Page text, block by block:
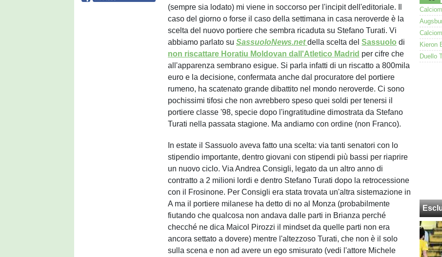
(sempre sia lodato) mi viene in soccorso per l'incipit dell'editoriale. Il
caso del giorno o forse il caso della settimana in casa neroverde è la
scelta del nuovo portiere che sembra ricaduta su Stefano Turati. Vi
abbiamo parlato suSassuoloNews.netdella scelta delSassuolo di
non riscattare Horatiu Moldovan dall'Atletico Madrid per cifre che
all'apparenza sembrano esigue. Si parla infatti di un riscatto a 800mila
euro e la decisione, confermata anche dal procuratore del portiere
rumeno, ha scatenato grande dibattito nel mondo neroverde. Ci sono
pochissimi tifosi che non avrebbero speso quei soldi per tenersi il
portiere classe '98, specie dopo l'ingratitudine dimostrata da Stefano
Turati nella passata stagione. Ma andiamo con ordine (non Franco).
In estate il Sassuolo aveva fatto una scelta: via tanti senatori con lo
stipendio importante, dentro giovani con stipendi più bassi per riaprire
un nuovo ciclo. Via Andrea Consigli, legato da un altro anno di
contratto a 2 milioni lordi e dentro Stefano Turati dopo la retrocessione
con il Frosinone. Per Consigli era stata trovata un'altra sistemazione in
A ma il portiere milanese ha detto di no al Monza (probabilmente
fiutando che qualcosa non andava dalle parti in Brianza perché
checché ne dica Maicol Pirozzi il mindset da quelle parti non era
ancora settato a dovere) mentre l'altezzoso Turati, che non è il solo
sulla scena e non ad avere un ego smisurato (vedi l'attore Michele